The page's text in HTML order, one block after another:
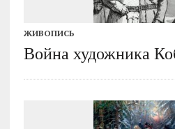
ЖИВОПИСЬ
Война художника